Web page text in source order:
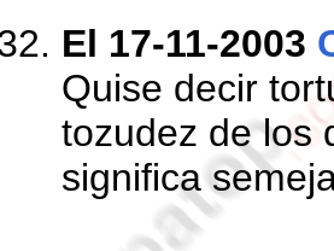
El 17-11-2003
Quise decir
tozudez de los
significa